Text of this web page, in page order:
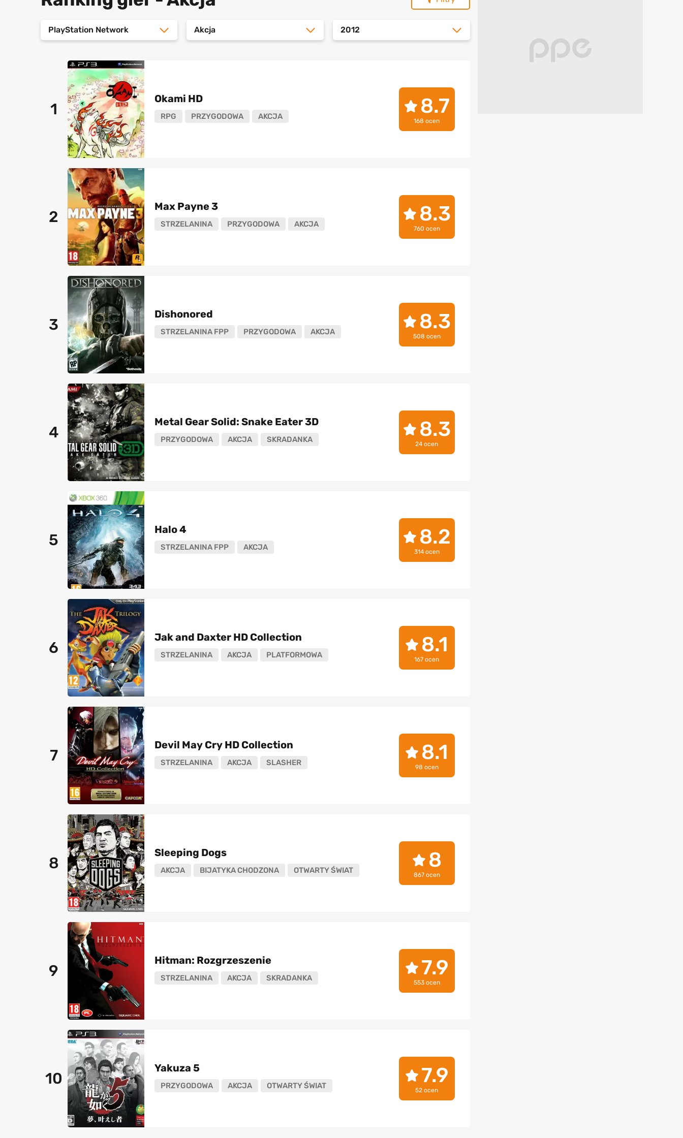
PlayStation Network Akcja 2012
1
Okami HD
RPG PRZYGODOWA AKCJA 8.7
168 ocen
2
Max Payne 3
STRZELANINA PRZYGODOWA AKCJA 8.3
760 ocen
3
Dishonored
STRZELANINA FPP PRZYGODOWA AKCJA 8.3
508 ocen
4
Metal Gear Solid: Snake Eater 3D
PRZYGODOWA AKCJA SKRADANKA 8.3
24 ocen
5
Halo 4
STRZELANINA FPP AKCJA 8.2
314 ocen
6
Jak and Daxter HD Collection
STRZELANINA AKCJA PLATFORMOWA 8.1
167 ocen
7
Devil May Cry HD Collection
STRZELANINA AKCJA SLASHER 8.1
98 ocen
8
Sleeping Dogs
AKCJA BIJATYKA CHODZONA OTWARTY ŚWIAT 8
867 ocen
9
Hitman: Rozgrzeszenie
STRZELANINA AKCJA SKRADANKA 7.9
553 ocen
10
Yakuza 5
PRZYGODOWA AKCJA OTWARTY ŚWIAT 7.9
52 ocen